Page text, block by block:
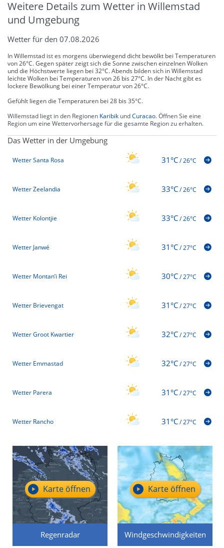
Weitere Details zum Wetter in Willemstad
und Umgebung
Wetter für den 07.08.2026
In Willemstad ist es morgens überwiegend dicht bewölkt bei Temperaturen
von 26°C. Gegen später zeigt sich die Sonne zwischen einzelnen Wolken
und die Höchstwerte liegen bei 32°C. Abends bilden sich in Willemstad
leichte Wolken bei Temperaturen von 26 bis 27°C. In der Nacht gibt es
lockere Bewölkung bei einer Temperatur von 26°C.
Gefühlt liegen die Temperaturen bei 28 bis 35°C.
Willemstad liegt in den Regionen Karibik undCuracao. Öffnen Sie eine
Region um eine Wettervorhersage für die gesamte Region zu erhalten.
Das Wetter in der Umgebung
Wetter Santa Rosa 31°C/26°C
Wetter Zeelandia 33°C/26°C
Wetter Kolontjie 33°C/26°C
Wetter Janwé 31°C/27°C
Wetter Montan’i Rei 30°C/27°C
Wetter Brievengat 31°C/27°C
Wetter Groot Kwartier 32°C/27°C
Wetter Emmastad 32°C/27°C
Wetter Parera 31°C/27°C
Wetter Rancho 31°C/27°C
Regenradar
Karte öffnen
Windgeschwindigkeiten
Karte öffnen